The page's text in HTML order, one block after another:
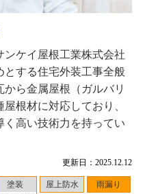
更新日：2025.12.12
塗装
屋上防水 雨漏り
ケイ屋根工業株式会社
とする住宅外装工事全般
ら金属屋根（ガルバリ
根材に対応しており、
高い技術力を持ってい